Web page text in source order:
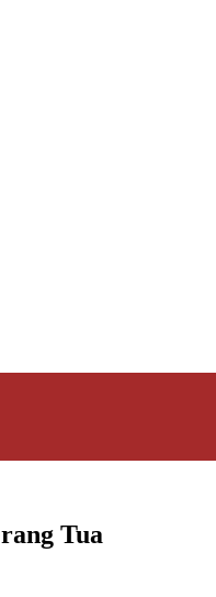
Tua